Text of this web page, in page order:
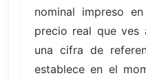
nominal impreso
precio real que
una cifra de
establece en el